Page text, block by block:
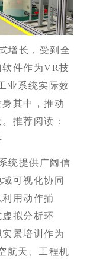
增长，受到全
件作为VR技
业系统实际效
其中，推动
推荐阅读：
统提供广阔信
可视化协同
用动作捕
拟分析环
景培训作为
航天、工程机